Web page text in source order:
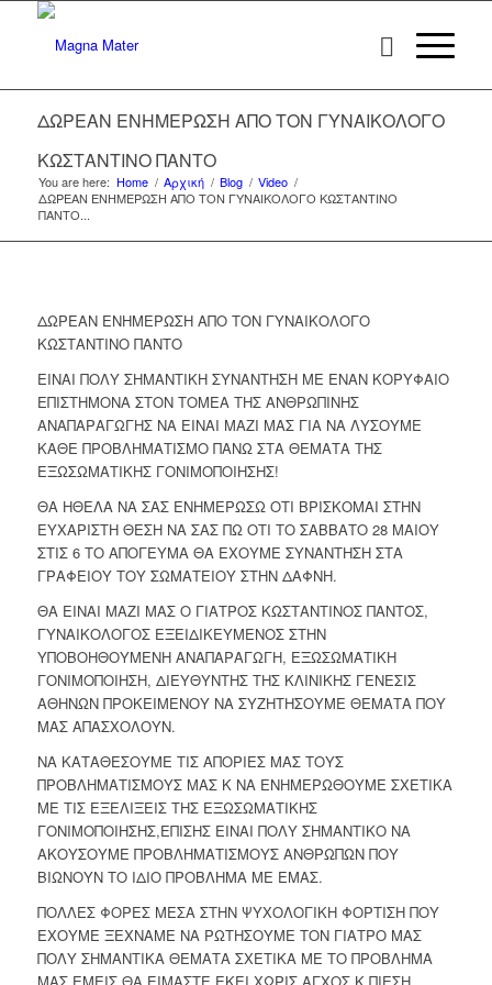
ΔΩΡΕΑΝ ΕΝΗΜΕΡΩΣΗ ΑΠΟ ΤΟΝ ΓΥΝΑΙΚΟΛΟΓΟ
ΚΩΣΤΑΝΤΙΝΟ ΠΑΝΤΟ
You are here: Home / Αρχική / Blog / Video /
ΔΩΡΕΑΝ ΕΝΗΜΕΡΩΣΗ ΑΠΟ ΤΟΝ ΓΥΝΑΙΚΟΛΟΓΟ ΚΩΣΤΑΝΤΙΝΟ
ΠΑΝΤΟ...
ΔΩΡΕΑΝ ΕΝΗΜΕΡΩΣΗ ΑΠΟ ΤΟΝ ΓΥΝΑΙΚΟΛΟΓΟ
ΚΩΣΤΑΝΤΙΝΟ ΠΑΝΤΟ
ΕΙΝΑΙ ΠΟΛΥ ΣΗΜΑΝΤΙΚΗ ΣΥΝΑΝΤΗΣΗ ΜΕ ΕΝΑΝ ΚΟΡΥΦΑΙΟ
ΕΠΙΣΤΗΜΟΝΑ ΣΤΟΝ ΤΟΜΕΑ ΤΗΣ ΑΝΘΡΩΠΙΝΗΣ
ΑΝΑΠΑΡΑΓΩΓΗΣ ΝΑ ΕΙΝΑΙ ΜΑΖΙ ΜΑΣ ΓΙΑ ΝΑ ΛΥΣΟΥΜΕ
ΚΑΘΕ ΠΡΟΒΛΗΜΑΤΙΣΜΟ ΠΑΝΩ ΣΤΑ ΘΕΜΑΤΑ ΤΗΣ
ΕΞΩΣΩΜΑΤΙΚΗΣ ΓΟΝΙΜΟΠΟΙΗΣΗΣ!
ΘΑ ΗΘΕΛΑ ΝΑ ΣΑΣ ΕΝΗΜΕΡΩΣΩ ΟΤΙ ΒΡΙΣΚΟΜΑΙ ΣΤΗΝ
ΕΥΧΑΡΙΣΤΗ ΘΕΣΗ ΝΑ ΣΑΣ ΠΩ ΟΤΙ ΤΟ ΣΑΒΒΑΤΟ 28 ΜΑΙΟΥ
ΣΤΙΣ 6 ΤΟ ΑΠΟΓΕΥΜΑ ΘΑ ΕΧΟΥΜΕ ΣΥΝΑΝΤΗΣΗ ΣΤΑ
ΓΡΑΦΕΙΟΥ ΤΟΥ ΣΩΜΑΤΕΙΟΥ ΣΤΗΝ ΔΑΦΝΗ.
ΘΑ ΕΙΝΑΙ ΜΑΖΙ ΜΑΣ Ο ΓΙΑΤΡΟΣ ΚΩΣΤΑΝΤΙΝΟΣ ΠΑΝΤΟΣ,
ΓΥΝΑΙΚΟΛΟΓΟΣ ΕΞΕΙΔΙΚΕΥΜΕΝΟΣ ΣΤΗΝ
ΥΠΟΒΟΗΘΟΥΜΕΝΗ ΑΝΑΠΑΡΑΓΩΓΗ, ΕΞΩΣΩΜΑΤΙΚΗ
ΓΟΝΙΜΟΠΟΙΗΣΗ, ΔΙΕΥΘΥΝΤΗΣ ΤΗΣ ΚΛΙΝΙΚΗΣ ΓΕΝΕΣΙΣ
ΑΘΗΝΩΝ ΠΡΟΚΕΙΜΕΝΟΥ ΝΑ ΣΥΖΗΤΗΣΟΥΜΕ ΘΕΜΑΤΑ ΠΟΥ
ΜΑΣ ΑΠΑΣΧΟΛΟΥΝ.
ΝΑ ΚΑΤΑΘΕΣΟΥΜΕ ΤΙΣ ΑΠΟΡΙΕΣ ΜΑΣ ΤΟΥΣ
ΠΡΟΒΛΗΜΑΤΙΣΜΟΥΣ ΜΑΣ Κ ΝΑ ΕΝΗΜΕΡΩΘΟΥΜΕ ΣΧΕΤΙΚΑ
ΜΕ ΤΙΣ ΕΞΕΛΙΞΕΙΣ ΤΗΣ ΕΞΩΣΩΜΑΤΙΚΗΣ
ΓΟΝΙΜΟΠΟΙΗΣΗΣ,ΕΠΙΣΗΣ ΕΙΝΑΙ ΠΟΛΥ ΣΗΜΑΝΤΙΚΟ ΝΑ
ΑΚΟΥΣΟΥΜΕ ΠΡΟΒΛΗΜΑΤΙΣΜΟΥΣ ΑΝΘΡΩΠΩΝ ΠΟΥ
ΒΙΩΝΟΥΝ ΤΟ ΙΔΙΟ ΠΡΟΒΛΗΜΑ ΜΕ ΕΜΑΣ.
ΠΟΛΛΕΣ ΦΟΡΕΣ ΜΕΣΑ ΣΤΗΝ ΨΥΧΟΛΟΓΙΚΗ ΦΟΡΤΙΣΗ ΠΟΥ
ΕΧΟΥΜΕ ΞΕΧΝΑΜΕ ΝΑ ΡΩΤΗΣΟΥΜΕ ΤΟΝ ΓΙΑΤΡΟ ΜΑΣ
ΠΟΛΥ ΣΗΜΑΝΤΙΚΑ ΘΕΜΑΤΑ ΣΧΕΤΙΚΑ ΜΕ ΤΟ ΠΡΟΒΛΗΜΑ